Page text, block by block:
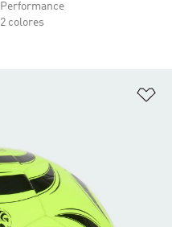
Performance
2 colores